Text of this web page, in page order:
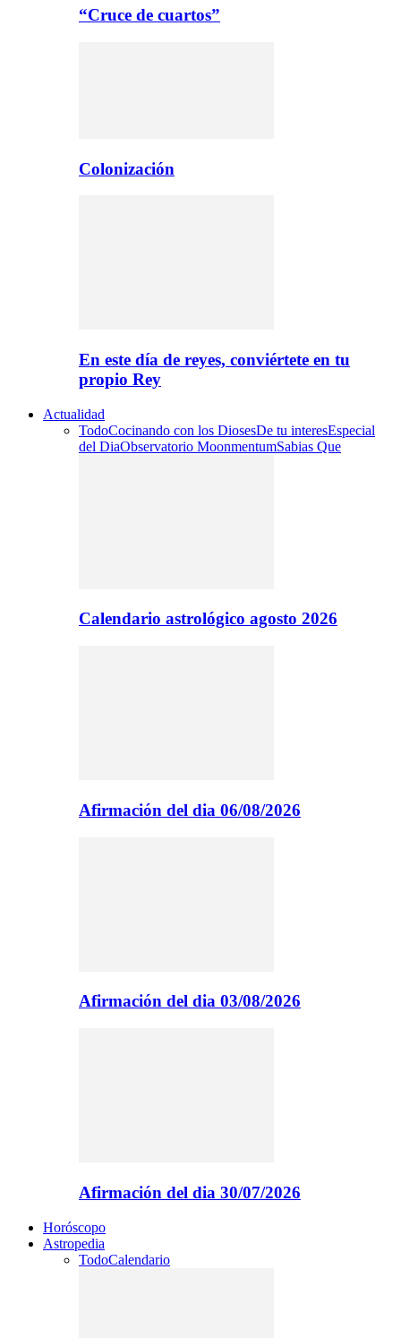
“Cruce de cuartos”
Colonización
En este día de reyes, conviértete en tu
propio Rey
Actualidad
TodoCocinando con los DiosesDe tu interesEspecial
del DiaObservatorio MoonmentumSabias Que
Calendario astrológico agosto 2026
Afirmación del dia 06/08/2026
Afirmación del dia 03/08/2026
Afirmación del dia 30/07/2026
Horóscopo
Astropedia
TodoCalendario